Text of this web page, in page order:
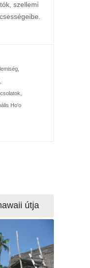
szellemi
,
Ho'o
útja